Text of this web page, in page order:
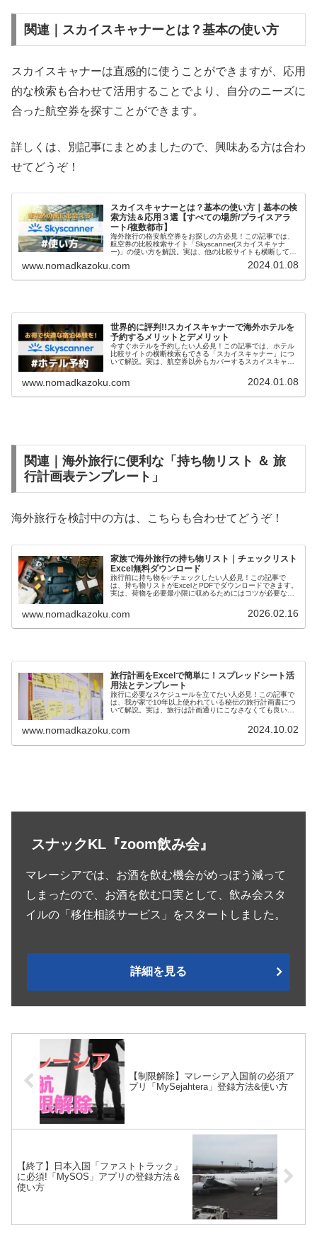
関連｜スカイスキャナーとは？基本の使い方
スカイスキャナーは直感的に使うことができますが、応用
的な検索も合わせて活用することでより、自分のニーズに
合った航空券を探すことができます。
詳しくは、別記事にまとめましたので、興味ある方は合わ
せてどうぞ！
スカイスキャナーとは？基本の使い方｜基本の検
索方法＆応用３選【すべての場所/プライスアラ
ート/複数都市】
海外旅行の格安航空券をお探しの方必見！この記事では、
航空券の比較検索サイト「Skyscanner(スカイスキャナ
ー)」の使い方を解説。実は、他の比較サイトも横断して検
チケットが見つかるはず！
www.nomadkazoku.com 2024.01.08
世界的に評判!!スカイスキャナーで海外ホテルを
予約するメリットとデメリット
今すぐホテルを予約したい人必見！この記事では、ホテル
比較サイトの横断検索もできる「スカイスキャナー」につ
いて解説。実は、航空券以外もカバーするスカイスキャナ
www.nomadkazoku.com 2024.01.08
関連｜海外旅行に便利な「持ち物リスト ＆ 旅
行計画表テンプレート」
海外旅行を検討中の方は、こちらも合わせてどうぞ！
家族で海外旅行の持ち物リスト｜チェックリスト
Excel無料ダウンロード
旅行前に持ち物を✅チェックしたい人必見！この記事で
は、持ち物リストがExcelとPDFでダウンロードできます。
実は、荷物を必要最小限に収めるためにはコツが必要なん
www.nomadkazoku.com 2026.02.16
旅行計画をExcelで簡単に！スプレッドシート活
用法とテンプレート
旅行に必要なスケジュールを立てたい人必見！この記事で
は、我が家で10年以上使われている秘伝の旅行計画書につ
いて解説。実は、旅行は計画通りにこなさなくても良いん
www.nomadkazoku.com 2024.10.02
スナックKL『zoom飲み会』
マレーシアでは、お酒を飲む機会がめっぽう減って
しまったので、お酒を飲む口実として、飲み会スタ
イルの「移住相談サービス」をスタートしました。
詳細を見る
【制限解除】マレーシア入国前の必須ア
プリ「MySejahtera」登録方法&使い方
【終了】日本入国「ファストトラック」
に必須!「MySOS」アプリの登録方法＆
使い方